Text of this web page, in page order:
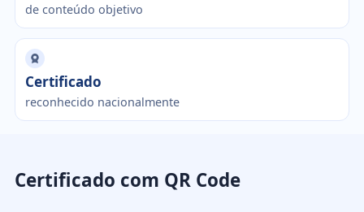
de conteúdo objetivo
Certificado
reconhecido nacionalmente
Certificado com QR Code